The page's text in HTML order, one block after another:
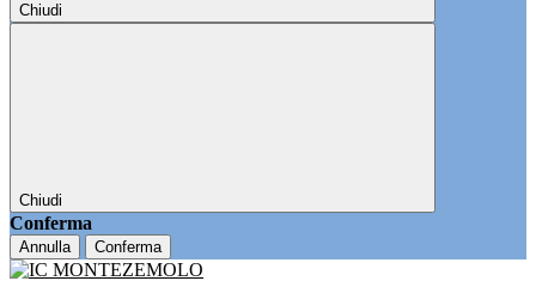
Chiudi
Chiudi
Conferma
Annulla Conferma